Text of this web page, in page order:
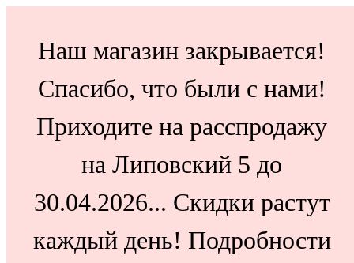
Наш магазин закрывается!
Спасибо, что были с нами!
Приходите на расспродажу
на Липовский 5 до
30.04.2026... Скидки растут
каждый день! Подробности